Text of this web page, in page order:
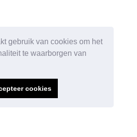
gebruik van cookies om het
te waarborgen van
cookies